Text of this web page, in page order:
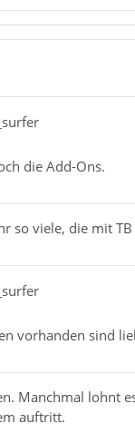
die Add-Ons.
so viele, die mit
vorhanden sind
Manchmal lohnt
auftritt.